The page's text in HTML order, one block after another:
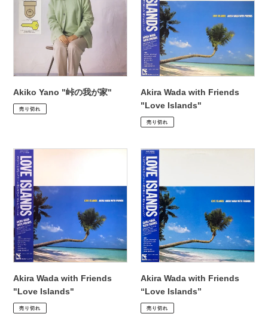
が
Akiko Yano "峠の我が家"
通
常
¥2,200
売り切れ
Friends
"Love
Islands"
Akira Wada with Friends
"Love Islands"
通
常
格
¥2,200
売り切れ
Akira
Wada
with
Friends
"Love
Islands"
Akira Wada with Friends
"Love Islands"
通
常
¥2,200
売り切れ
Akira
Wada
with
Friends
“Love
Islands”
Akira Wada with Friends
“Love Islands”
通
常
¥2,200
売り切れ